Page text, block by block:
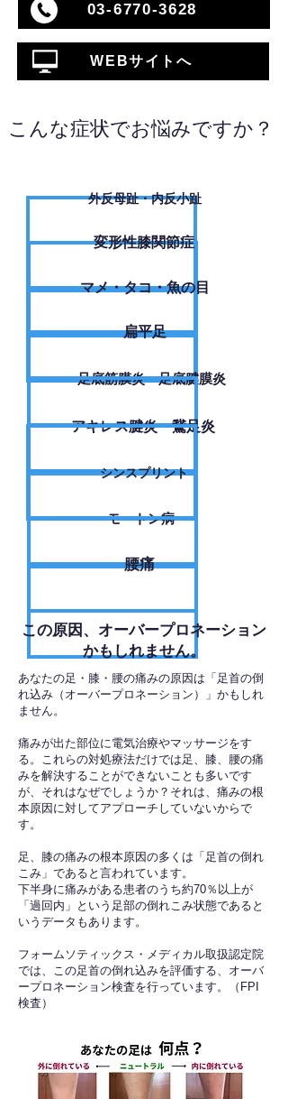
03-6770-3628
WEBサイトへ
こんな症状でお悩みですか？
外反母趾・内反小趾
変形性膝関節症
​マメ・タコ・魚の目
扁平足
足底筋膜炎・足底腱膜炎
アキレス腱炎・鵞足炎
シンスプリント
モートン病
腰痛
​この原因、オーバープロネーション
かもしれません。
あなたの足・膝・腰の痛みの原因は「足首の倒
れ込み（オーバープロネーション）」かもしれ
ません。
痛みが出た部位に電気治療やマッサージをす
る。これらの対処療法だけでは足、膝、腰の痛
みを解決することができないことも多いです
が、それはなぜでしょうか？それは、痛みの根
本原因に対してアプローチしていないからで
す。
足、膝の痛みの根本原因の多くは「足首の倒れ
こみ」であると言われています。
下半身に痛みがある患者のうち約70％以上が
「過回内」という足部の倒れこみ状態であると
いうデータもあります。
フォームソティックス・メディカル取扱認定院
では、この足首の倒れ込みを評価する、オーバ
ープロネーション検査を行っています。（FPI
検査）​